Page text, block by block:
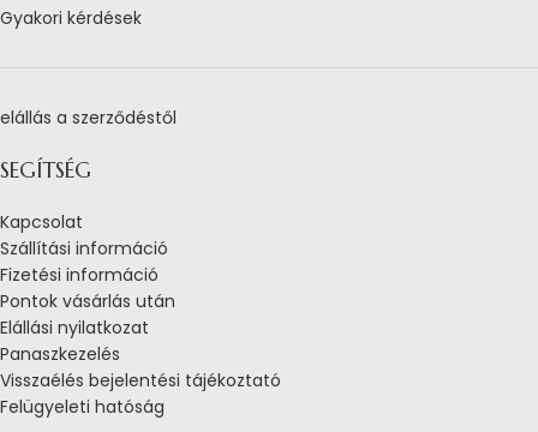
Gyakori kérdések
elállás a szerződéstől
SEGÍTSÉG
Kapcsolat
Szállítási információ
Fizetési információ
Pontok vásárlás után
Elállási nyilatkozat
Panaszkezelés
Visszaélés bejelentési tájékoztató
Felügyeleti hatóság